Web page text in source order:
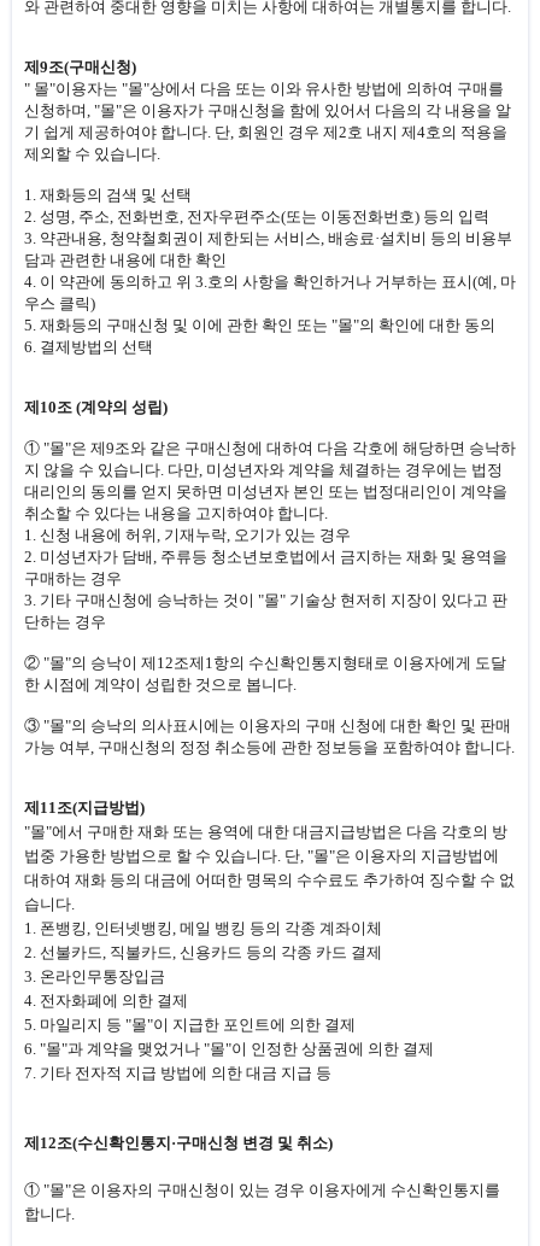
와 관련하여 중대한 영향을 미치는 사항에 대하여는 개별통지를 합니다.
제9조(구매신청)
" 몰"이용자는 "몰"상에서 다음 또는 이와 유사한 방법에 의하여 구매를
신청하며, "몰"은 이용자가 구매신청을 함에 있어서 다음의 각 내용을 알
기 쉽게 제공하여야 합니다. 단, 회원인 경우 제2호 내지 제4호의 적용을
제외할 수 있습니다.
1. 재화등의 검색 및 선택
2. 성명, 주소, 전화번호, 전자우편주소(또는 이동전화번호) 등의 입력
3. 약관내용, 청약철회권이 제한되는 서비스, 배송료·설치비 등의 비용부
담과 관련한 내용에 대한 확인
4. 이 약관에 동의하고 위 3.호의 사항을 확인하거나 거부하는 표시(예, 마
우스 클릭)
5. 재화등의 구매신청 및 이에 관한 확인 또는 "몰"의 확인에 대한 동의
6. 결제방법의 선택
제10조 (계약의 성립)
① "몰"은 제9조와 같은 구매신청에 대하여 다음 각호에 해당하면 승낙하
지 않을 수 있습니다. 다만, 미성년자와 계약을 체결하는 경우에는 법정
대리인의 동의를 얻지 못하면 미성년자 본인 또는 법정대리인이 계약을
취소할 수 있다는 내용을 고지하여야 합니다.
1. 신청 내용에 허위, 기재누락, 오기가 있는 경우
2. 미성년자가 담배, 주류등 청소년보호법에서 금지하는 재화 및 용역을
구매하는 경우
3. 기타 구매신청에 승낙하는 것이 "몰" 기술상 현저히 지장이 있다고 판
단하는 경우
② "몰"의 승낙이 제12조제1항의 수신확인통지형태로 이용자에게 도달
한 시점에 계약이 성립한 것으로 봅니다.
③ "몰"의 승낙의 의사표시에는 이용자의 구매 신청에 대한 확인 및 판매
가능 여부, 구매신청의 정정 취소등에 관한 정보등을 포함하여야 합니다.
제11조(지급방법)
"몰"에서 구매한 재화 또는 용역에 대한 대금지급방법은 다음 각호의 방
법중 가용한 방법으로 할 수 있습니다. 단, "몰"은 이용자의 지급방법에
대하여 재화 등의 대금에 어떠한 명목의 수수료도 추가하여 징수할 수 없
습니다.
1. 폰뱅킹, 인터넷뱅킹, 메일 뱅킹 등의 각종 계좌이체
2. 선불카드, 직불카드, 신용카드 등의 각종 카드 결제
3. 온라인무통장입금
4. 전자화폐에 의한 결제
5. 마일리지 등 "몰"이 지급한 포인트에 의한 결제
6. "몰"과 계약을 맺었거나 "몰"이 인정한 상품권에 의한 결제
7. 기타 전자적 지급 방법에 의한 대금 지급 등
제12조(수신확인통지·구매신청 변경 및 취소)
① "몰"은 이용자의 구매신청이 있는 경우 이용자에게 수신확인통지를
합니다.